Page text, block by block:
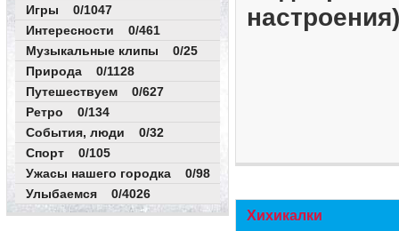
Игры 0/1047
Интересности 0/461
Музыкальные клипы 0/25
Природа 0/1128
Путешествуем 0/627
Ретро 0/134
События, люди 0/32
Спорт 0/105
Ужасы нашего городка 0/98
Улыбаемся 0/4026
Хихикалки